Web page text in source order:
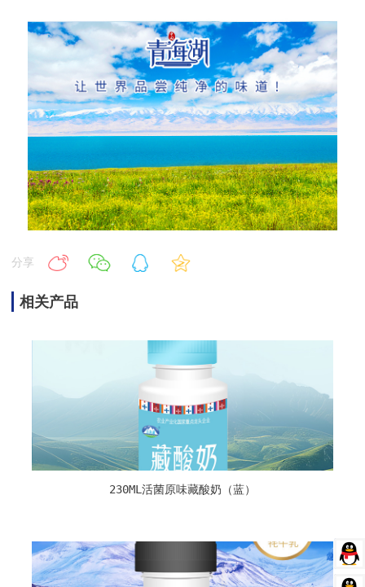
分享
相关产品
230ML活菌原味藏酸奶（蓝）
客